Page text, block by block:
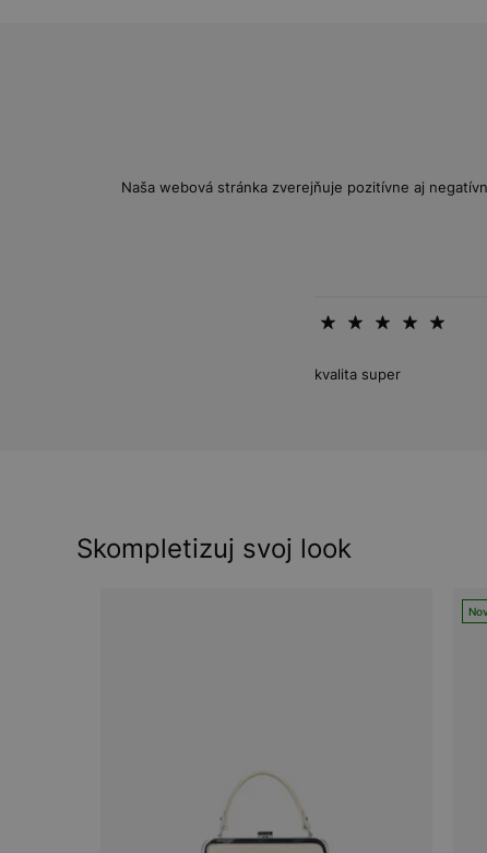
Naša webová stránka zverejňuje pozitívne aj
kvalita super
Skompletizuj svoj look